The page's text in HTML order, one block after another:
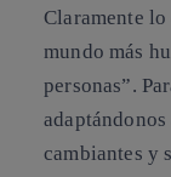
Claramente
mundo más
personas”.
cambiantes y